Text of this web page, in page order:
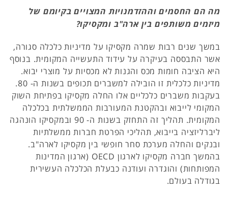
מה הם החסמים וההזדמנויות המצויים בקיומם של
מיזמים משותפים בין ארה"ב ומקסיקו?
במשך שנים רבות שמרה מקסיקו על מדיניות כלכלה סגורה,
אשר התבססה בעיקרה על עידוד התעשייה המקומית. בנוסף
היא הציבה חומות מכס והגנות לא מכסיות על מוצרי יבוא.
מדיניות כלכלית זו הובילה למשברים תכופים בשנות ה- 80.
בעקבות משברים כלכליים אלו החלה מקסיקו בפתיחת השוק
המקומי לייבוא ובהקטנת המעורבות הממשלתית בכלכלה
המקומית. תהליך זה התחזק בשנות ה- 90 ובמקסיקו הונהגה
ליברליזציה בייבוא, תהליכי הפרטת חברות ממשלתיות
ובנקים והחלה מערכת סחר חופשי בין מקסיקו לארה"ב.
בהמשך חברה מקסיקו לארגון OECD (ארגון המדינות
המפותחות) והוגדרה ועודנה כבעלת הכלכלה העשירית
בגודלה בעולם.